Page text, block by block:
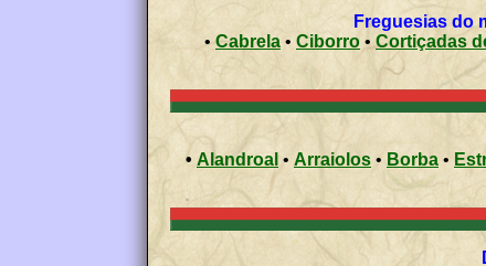
•Cabrela • Ciborro •
• Alandroal • Arraiolos • Borba •